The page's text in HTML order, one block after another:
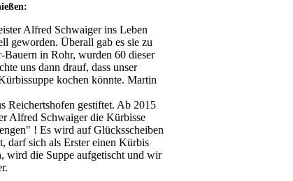
Alfred Schwaiger ins Leben
geworden. Überall gab es sie zu
in Rohr, wurden 60 dieser
uns dann drauf, dass unser
kochen könnte. Martin
Reichertshofen gestiftet. Ab 2015
Alfred Schwaiger die Kürbisse
! Es wird auf Glücksscheiben
darf sich als Erster einen Kürbis
wird die Suppe aufgetischt und wir